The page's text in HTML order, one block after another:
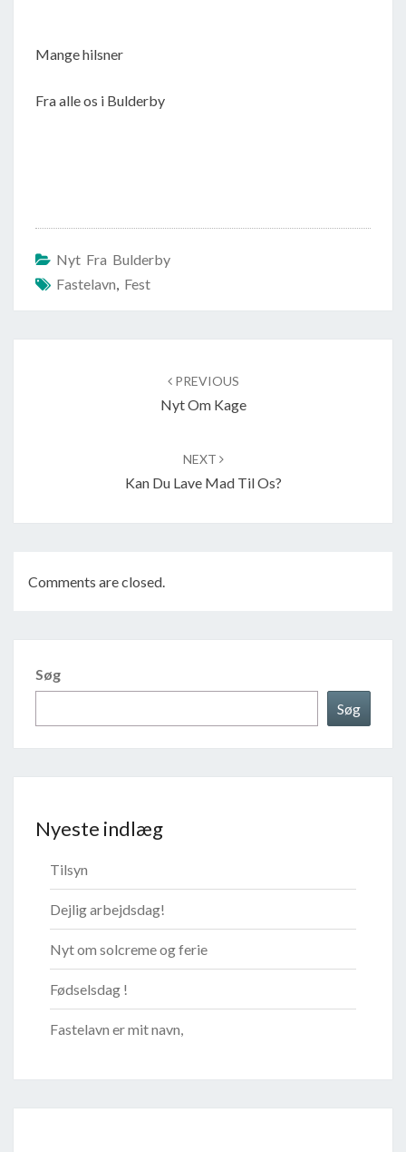
Mange hilsner
Fra alle os i Bulderby
Nyt Fra Bulderby
Fastelavn, Fest
PREVIOUS
Nyt Om Kage
NEXT
Kan Du Lave Mad Til Os?
Comments are closed.
Søg
Søg
Nyeste indlæg
Tilsyn
Dejlig arbejdsdag!
Nyt om solcreme og ferie
Fødselsdag !
Fastelavn er mit navn,